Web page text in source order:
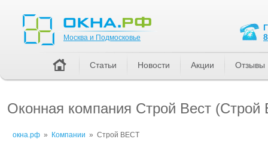
Оконная компания Строй Вест
окна.рф » Компании » Строй ВЕСТ
Москва и Подмосковье
Статьи Новости Акции Отзывы